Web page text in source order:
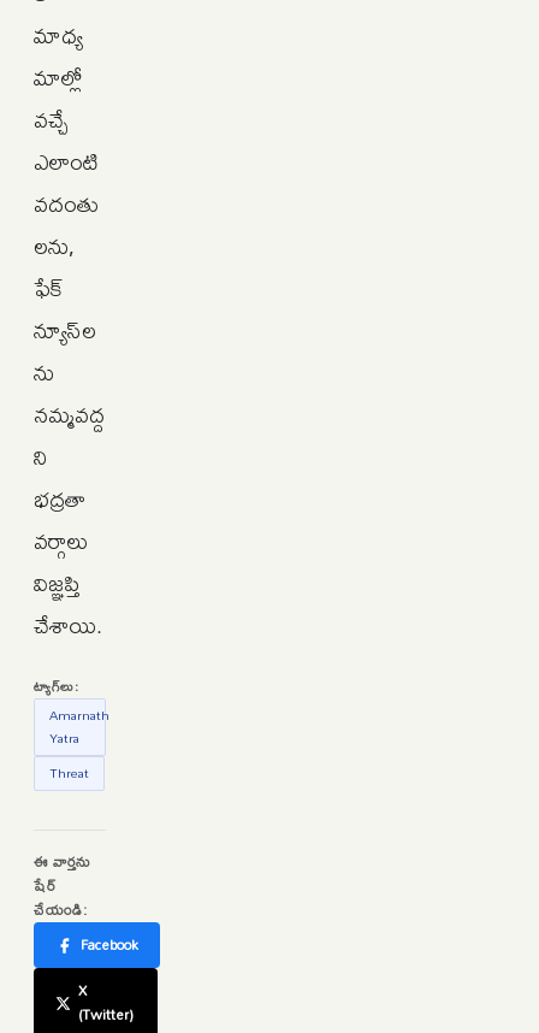
మాధ్య
మాల్లో
వచ్చే
ఎలాంటి
వదంతు
లను,
ఫేక్
న్యూస్‌ల
ను
నమ్మవద్ద
ని
భద్రతా
వర్గాలు
విజ్ఞప్తి
చేశాయి.
ట్యాగ్‌లు:
Amarnath
Yatra
Threat
ఈ వార్తను
షేర్
చేయండి:
Facebook
X
(Twitter)